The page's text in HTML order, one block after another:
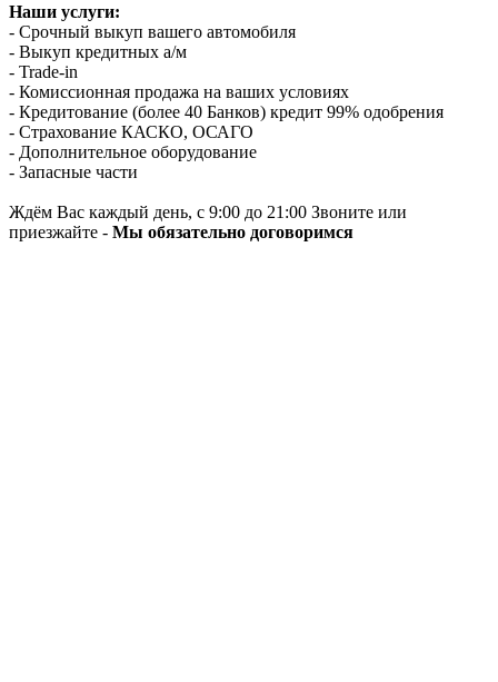
Наши услуги:
- Срочный выкуп вашего автомобиля
- Выкуп кредитных а/м
- Trade-in
- Комиссионная продажа на ваших условиях
- Кредитование (более 40 Банков) кредит 99% одобрения
- Страхование КАСКО, ОСАГО
- Дополнительное оборудование
- Запасные части
Ждём Вас каждый день, с 9:00 до 21:00 Звоните или
приезжайте - Мы обязательно договоримся